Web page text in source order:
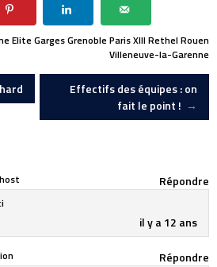
EliteGargesGrenobleParis XIII Rethel Rouen
Villeneuve-la-Garenne
Effectifs des équipes : on
fait le point ! →
il y a 12 ans
Répondre
Répondre